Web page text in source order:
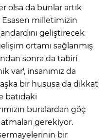
olsa da bunlar artık
Esasen milletimizin
geliştirecek
ortamı sağlanmış
sonra da tabiri
var', insanımız da
bir hususa da dikkat
batıdaki
buralardan göç
gerekiyor.
bir